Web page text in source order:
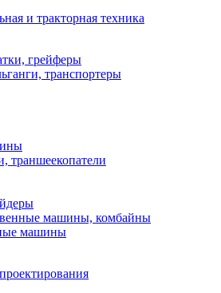
и тракторная техника
грейферы
транспортеры
траншеекопатели
машины, комбайны
машины